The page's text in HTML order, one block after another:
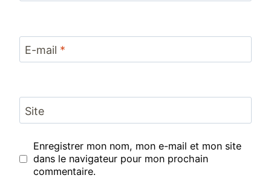
E-mail *
Site
Enregistrer mon nom, mon e-mail et mon site
dans le navigateur pour mon prochain
commentaire.